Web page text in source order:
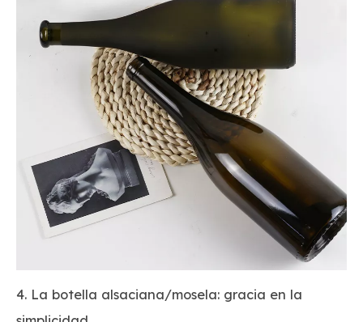
4. La botella alsaciana/mosela: gracia en la